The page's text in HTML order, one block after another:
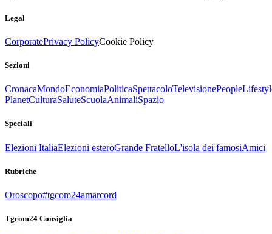
Legal
CorporatePrivacy PolicyCookie Policy
Sezioni
CronacaMondoEconomiaPoliticaSpettacoloTelevisionePeople
PlanetCulturaSaluteScuolaAnimaliSpazio
Speciali
Elezioni ItaliaElezioni esteroGrande FratelloL'isola dei famosiAmici
Rubriche
Oroscopo#tgcom24amarcord
Tgcom24 Consiglia